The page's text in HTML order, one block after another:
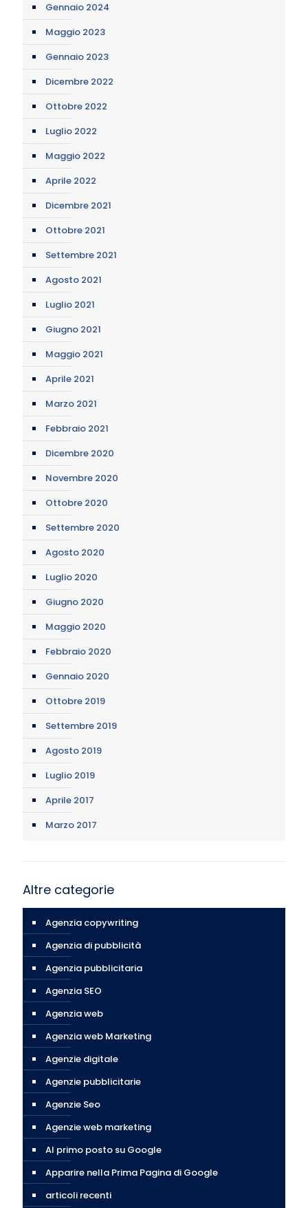
Gennaio 2024
Maggio 2023
Gennaio 2023
Dicembre 2022
Ottobre 2022
Luglio 2022
Maggio 2022
Aprile 2022
Dicembre 2021
Ottobre 2021
Settembre 2021
Agosto 2021
Luglio 2021
Giugno 2021
Maggio 2021
Aprile 2021
Marzo 2021
Febbraio 2021
Dicembre 2020
Novembre 2020
Ottobre 2020
Settembre 2020
Agosto 2020
Luglio 2020
Giugno 2020
Maggio 2020
Febbraio 2020
Gennaio 2020
Ottobre 2019
Settembre 2019
Agosto 2019
Luglio 2019
Aprile 2017
Marzo 2017
Altre categorie
Agenzia copywriting
Agenzia di pubblicità
Agenzia pubblicitaria
Agenzia SEO
Agenzia web
Agenzia web Marketing
Agenzie digitale
Agenzie pubblicitarie
Agenzie Seo
Agenzie web marketing
Al primo posto su Google
Apparire nella Prima Pagina di Google
articoli recenti